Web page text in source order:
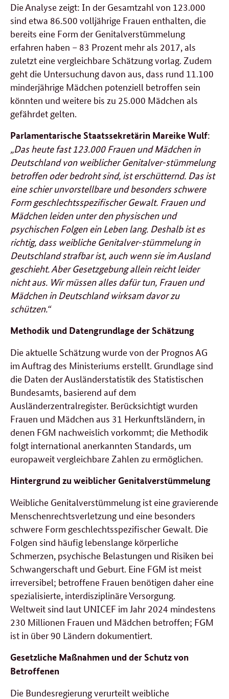
Die Analyse zeigt: In der Gesamtzahl von 123.000
sind etwa 86.500 volljährige Frauen enthalten, die
bereits eine Form der Genitalverstümmelung
erfahren haben – 83 Prozent mehr als 2017, als
zuletzt eine vergleichbare Schätzung vorlag. Zudem
geht die Untersuchung davon aus, dass rund 11.100
minderjährige Mädchen potenziell betroffen sein
könnten und weitere bis zu 25.000 Mädchen als
gefährdet gelten.
Parlamentarische Staatssekretärin Mareike Wulf:
„Das heute fast 123.000 Frauen und Mädchen in
Deutschland von weiblicher Genitalver-stümmelung
betroffen oder bedroht sind, ist erschütternd. Das ist
eine schier unvorstellbare und besonders schwere
Form geschlechtsspezifischer Gewalt. Frauen und
Mädchen leiden unter den physischen und
psychischen Folgen ein Leben lang. Deshalb ist es
richtig, dass weibliche Genitalver-stümmelung in
Deutschland strafbar ist, auch wenn sie im Ausland
geschieht. Aber Gesetzgebung allein reicht leider
nicht aus. Wir müssen alles dafür tun, Frauen und
Mädchen in Deutschland wirksam davor zu
schützen.“
Methodik und Datengrundlage der Schätzung
Die aktuelle Schätzung wurde von der Prognos AG
im Auftrag des Ministeriums erstellt. Grundlage sind
die Daten der Ausländerstatistik des Statistischen
Bundesamts, basierend auf dem
Ausländerzentralregister. Berücksichtigt wurden
Frauen und Mädchen aus 31 Herkunftsländern, in
denen FGM nachweislich vorkommt; die Methodik
folgt international anerkannten Standards, um
europaweit vergleichbare Zahlen zu ermöglichen.
Hintergrund zu weiblicher Genitalverstümmelung
Weibliche Genitalverstümmelung ist eine gravierende
Menschenrechtsverletzung und eine besonders
schwere Form geschlechtsspezifischer Gewalt. Die
Folgen sind häufig lebenslange körperliche
Schmerzen, psychische Belastungen und Risiken bei
Schwangerschaft und Geburt. Eine FGM ist meist
irreversibel; betroffene Frauen benötigen daher eine
spezialisierte, interdisziplinäre Versorgung.
Weltweit sind laut UNICEF im Jahr 2024 mindestens
230 Millionen Frauen und Mädchen betroffen; FGM
ist in über 90 Ländern dokumentiert.
Gesetzliche Maßnahmen und der Schutz von
Betroffenen
Die Bundesregierung verurteilt weibliche